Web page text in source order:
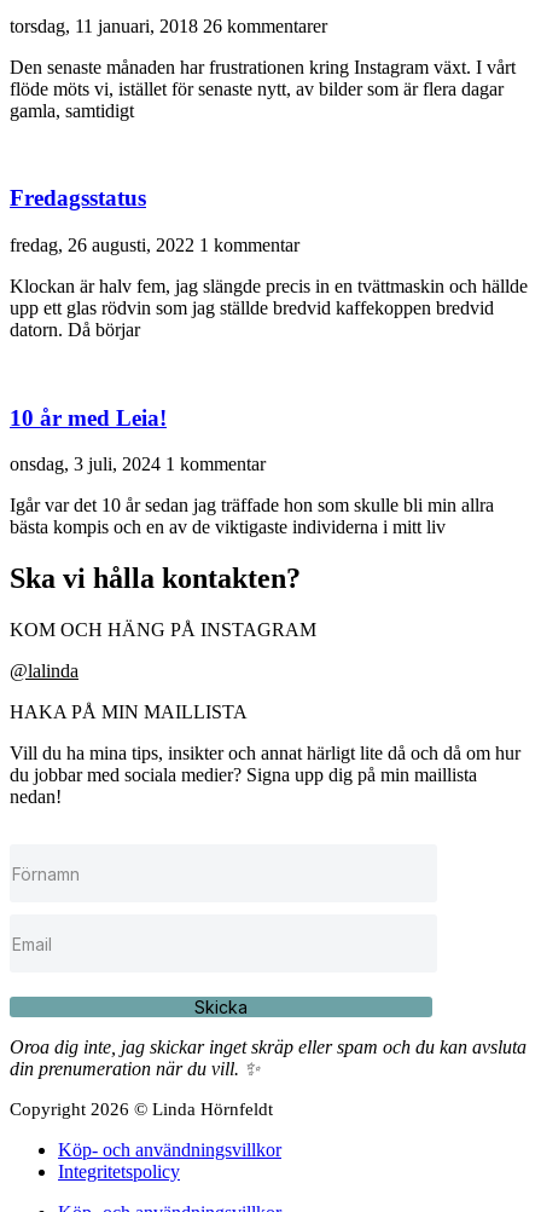
torsdag, 11 januari, 2018 26 kommentarer
Den senaste månaden har frustrationen kring Instagram växt. I vårt
flöde möts vi, istället för senaste nytt, av bilder som är flera dagar
gamla, samtidigt
Fredagsstatus
fredag, 26 augusti, 2022 1 kommentar
Klockan är halv fem, jag slängde precis in en tvättmaskin och hällde
upp ett glas rödvin som jag ställde bredvid kaffekoppen bredvid
datorn. Då börjar
10 år med Leia!
onsdag, 3 juli, 2024 1 kommentar
Igår var det 10 år sedan jag träffade hon som skulle bli min allra
bästa kompis och en av de viktigaste individerna i mitt liv
Ska vi hålla kontakten?
KOM OCH HÄNG PÅ INSTAGRAM
@lalinda
HAKA PÅ MIN MAILLISTA
Vill du ha mina tips, insikter och annat härligt lite då och då om hur
du jobbar med sociala medier? Signa upp dig på min maillista
nedan!
Skicka
Oroa dig inte, jag skickar inget skräp eller spam och du kan avsluta
din prenumeration när du vill. ✨
Copyright 2026 © Linda Hörnfeldt
Köp- och användningsvillkor
Integritetspolicy